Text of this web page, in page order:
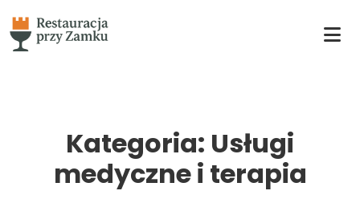
Kategoria: Usługi
medyczne i terapia